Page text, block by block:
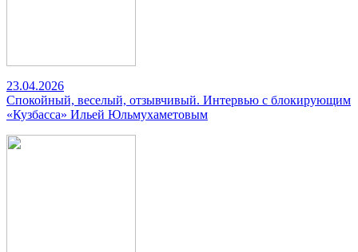
23.04.2026
Спокойный, веселый, отзывчивый. Интервью с блокирующим
«Кузбасса» Ильей Юльмухаметовым